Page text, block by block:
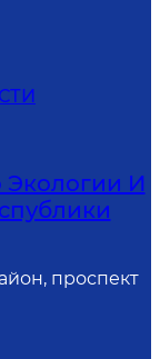
И
проспект